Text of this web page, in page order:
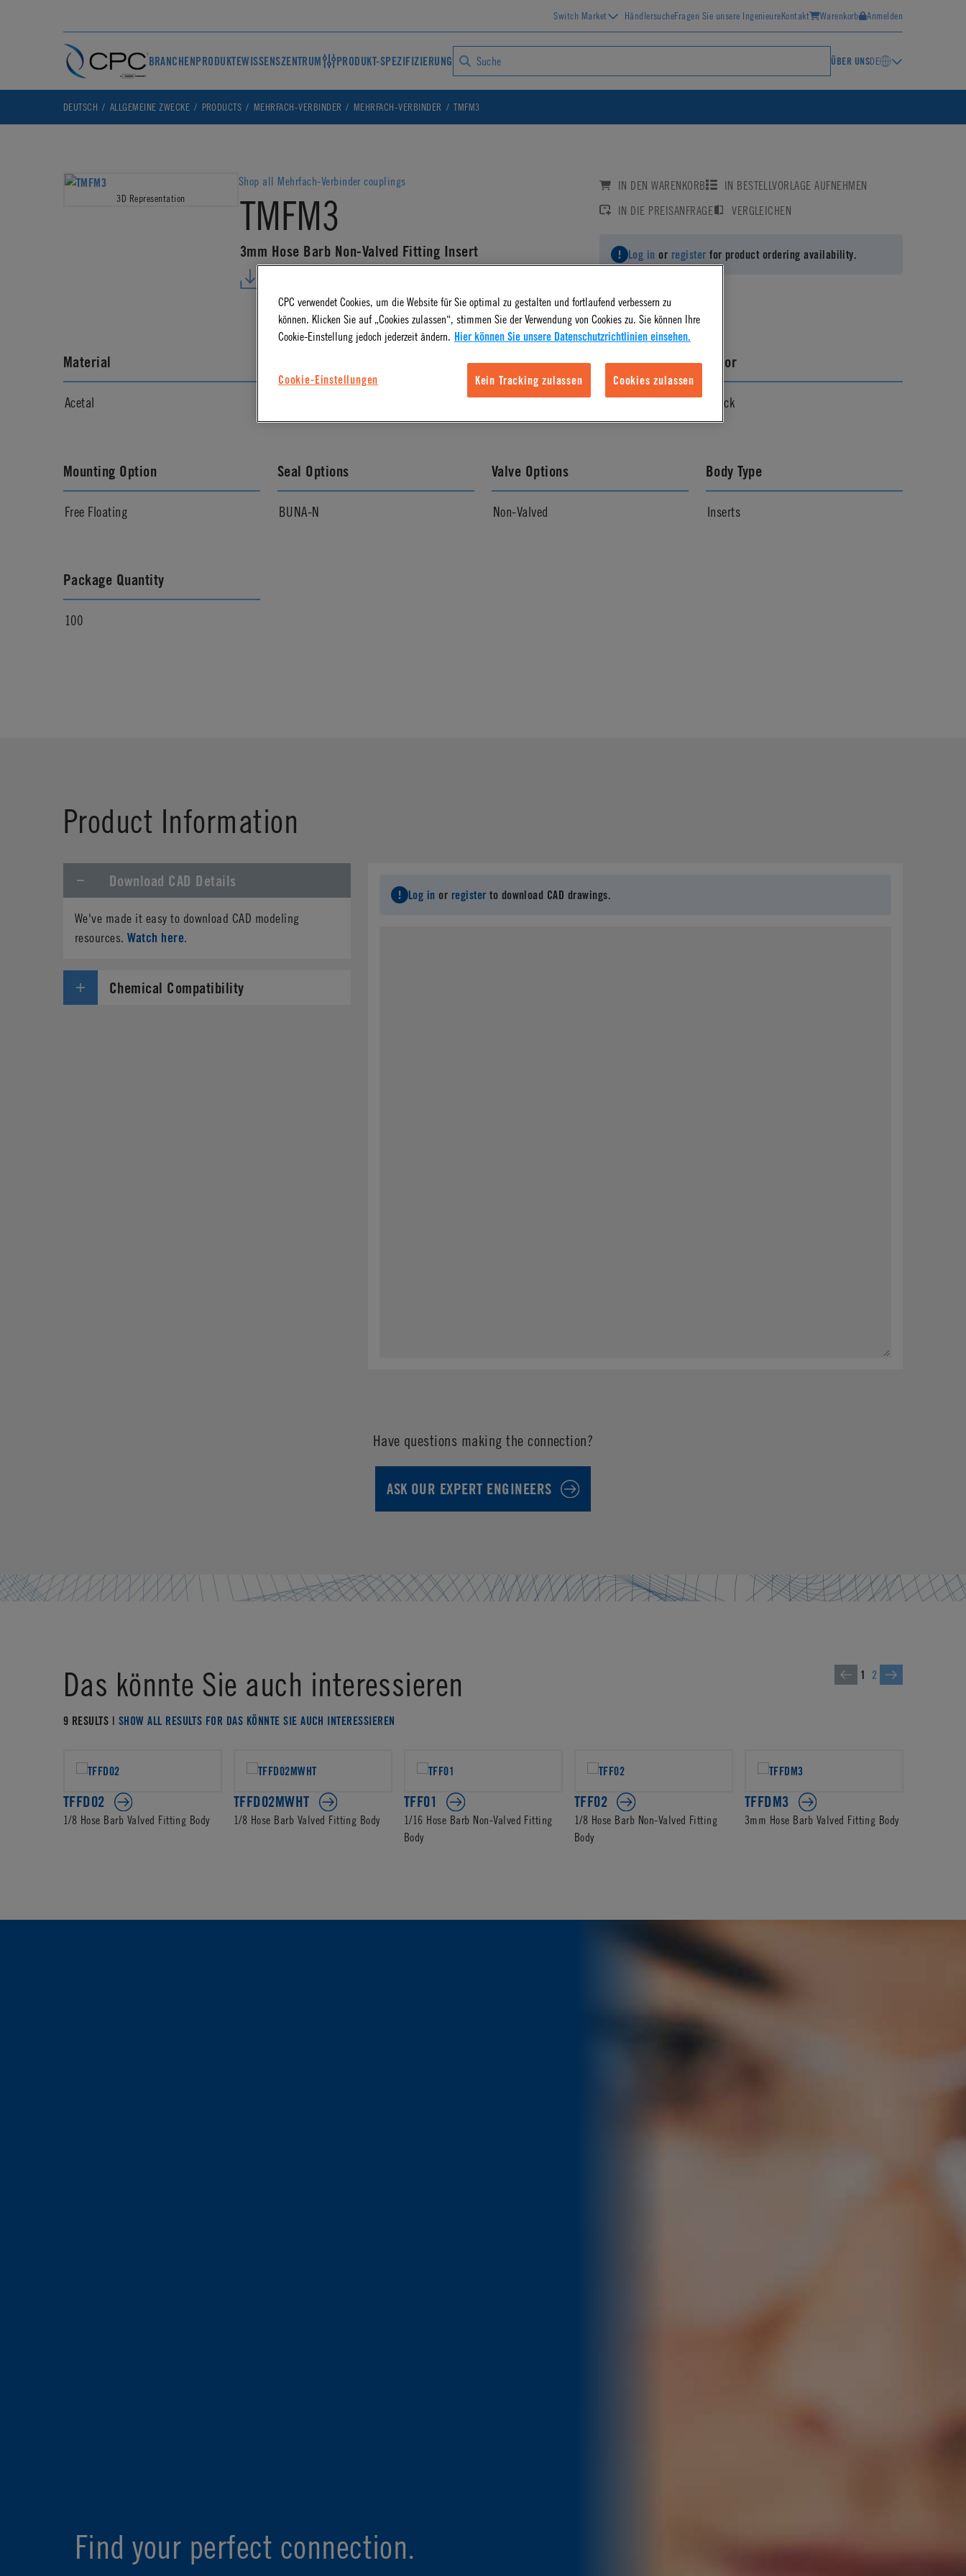
Switch Market HändlersucheFragen Sie unsere IngenieureKontakt Warenkorb Anmelden
BRANCHENPRODUKTEWISSENSZENTRUM PRODUKT-SPEZIFIZIERUNG ÜBER UNSDE
DEUTSCH ALLGEMEINE ZWECKE PRODUCTS MEHRFACH-VERBINDER MEHRFACH-VERBINDER TMFM3
3D Representation
Shop all Mehrfach-Verbinder couplings
TMFM3
3mm Hose Barb Non-Valved Fitting Insert
IN DEN WARENKORB
IN BESTELLVORLAGE AUFNEHMEN
IN DIE PREISANFRAGE
VERGLEICHEN
Log in or register for product ordering availability.
Material
Acetal
Pressure Range
Vacuum to 100psi, 6.9 bar per line
Color
Black
Mounting Option
Free Floating
Seal Options
BUNA-N
Valve Options
Non-Valved
Body Type
Inserts
Package Quantity
100
Product Information
Download CAD Details
We've made it easy to download CAD modeling
resources.Watch here.
Log in or register to download CAD drawings.
Chemical Compatibility
Have questions making the connection?
ASK OUR EXPERT ENGINEERS
Das könnte Sie auch interessieren
9 RESULTS | SHOW ALL RESULTS FOR DAS KÖNNTE SIE AUCH INTERESSIEREN
1 2
TFFD02
1/8 Hose Barb Valved Fitting Body
TFFD02MWHT
1/8 Hose Barb Valved Fitting Body
TFF01
1/16 Hose Barb Non-Valved Fitting
Body
TFF02
1/8 Hose Barb Non-Valved Fitting
Body
TFFDM3
3mm Hose Barb Valved Fitting Body
Find your perfect connection.
CPC verwendet Cookies, um die Website für Sie optimal zu gestalten und fortlaufend verbessern zu
können. Klicken Sie auf „Cookies zulassen“, stimmen Sie der Verwendung von Cookies zu. Sie können Ihre
Cookie-Einstellung jedoch jederzeit ändern. Hier können Sie unsere Datenschutzrichtlinien einsehen.
Cookie-Einstellungen Kein Tracking zulassen Cookies zulassen